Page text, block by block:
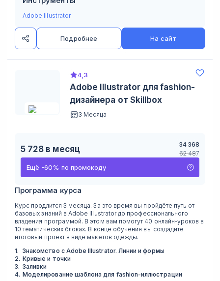
Adobe Illustrator
Подробнее На сайт
4,3
Adobe Illustrator для fashion-
дизайнера от Skillbox
3 Месяца
5 728 в месяц
34 368
62 487
Ещё -60% по промокоду
Программа курса
Курс продлится 3 месяца. За это время вы пройдёте путь от
базовых знаний в Adobe Illustrator до профессионального
владения программой. В этом вам помогут 40 онлайн-уроков в
10 тематических блоках. В конце обучения вы создадите
итоговый проект в виде макетов одежды.
1. Знакомство с Adobe Illustrator. Линии и формы
2. Кривые и точки
3. Заливки
4. Моделирование шаблона для fashion-иллюстрации